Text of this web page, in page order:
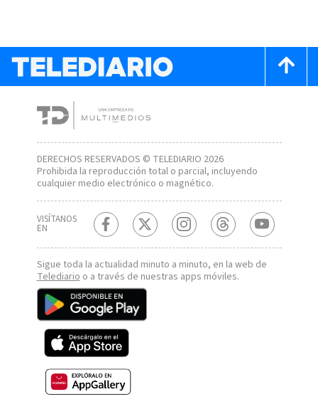
DERECHOS RESERVADOS © TELEDIARIO 2026
Prohibida la reproducción total o parcial, incluyendo
cualquier medio electrónico o magnético.
VISÍTANOS
EN
Sigue toda la actualidad minuto a minuto, en la web de
Telediario o a través de nuestras apps móviles.